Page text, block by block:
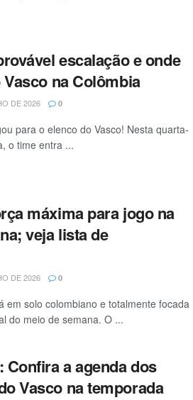
escalação e onde
na Colômbia
DE 2026 0
para o elenco do Vasco! Nesta quarta-
o time entra ...
máxima para jogo na
veja lista de
DE 2026 0
em solo colombiano e totalmente focada
do meio de semana. O ...
Confira a agenda dos
Vasco na temporada